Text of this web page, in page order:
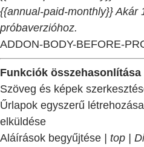
{{annual-paid-monthly}} Akár
próbaverzióhoz.
ADDON-BODY-BEFORE-
Funkciók összehasonlítása
Szöveg és képek
Űrlapok egyszerű
elküldése
Aláírások begyűjtése | top |